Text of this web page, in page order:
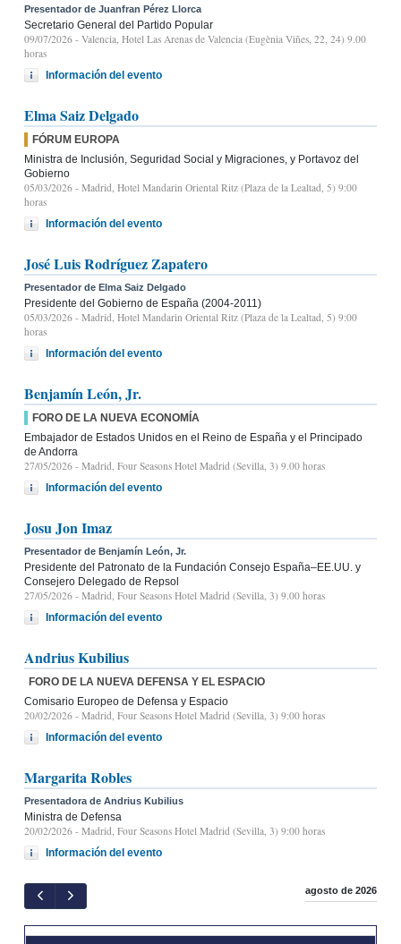
Presentador de Juanfran Pérez Llorca
Secretario General del Partido Popular
09/07/2026 - Valencia, Hotel Las Arenas de Valencia (Eugènia Viñes, 22, 24) 9.00
horas
Información del evento
Elma Saiz Delgado
FÓRUM EUROPA
Ministra de Inclusión, Seguridad Social y Migraciones, y Portavoz del
Gobierno
05/03/2026 - Madrid, Hotel Mandarin Oriental Ritz (Plaza de la Lealtad, 5) 9:00
horas
Información del evento
José Luis Rodríguez Zapatero
Presentador de Elma Saiz Delgado
Presidente del Gobierno de España (2004-2011)
05/03/2026 - Madrid, Hotel Mandarin Oriental Ritz (Plaza de la Lealtad, 5) 9:00
horas
Información del evento
Benjamín León, Jr.
FORO DE LA NUEVA ECONOMÍA
Embajador de Estados Unidos en el Reino de España y el Principado
de Andorra
27/05/2026 - Madrid, Four Seasons Hotel Madrid (Sevilla, 3) 9.00 horas
Información del evento
Josu Jon Imaz
Presentador de Benjamín León, Jr.
Presidente del Patronato de la Fundación Consejo España–EE.UU. y
Consejero Delegado de Repsol
27/05/2026 - Madrid, Four Seasons Hotel Madrid (Sevilla, 3) 9.00 horas
Información del evento
Andrius Kubilius
FORO DE LA NUEVA DEFENSA Y EL ESPACIO
Comisario Europeo de Defensa y Espacio
20/02/2026 - Madrid, Four Seasons Hotel Madrid (Sevilla, 3) 9:00 horas
Información del evento
Margarita Robles
Presentadora de Andrius Kubilius
Ministra de Defensa
20/02/2026 - Madrid, Four Seasons Hotel Madrid (Sevilla, 3) 9:00 horas
Información del evento
agosto de 2026